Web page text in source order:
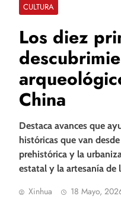
CULTURA
Los diez
China
Destaca avances que
históricas que van
prehistórica y la
estatal y la artesanía de
Xinhua 18 Mayo,